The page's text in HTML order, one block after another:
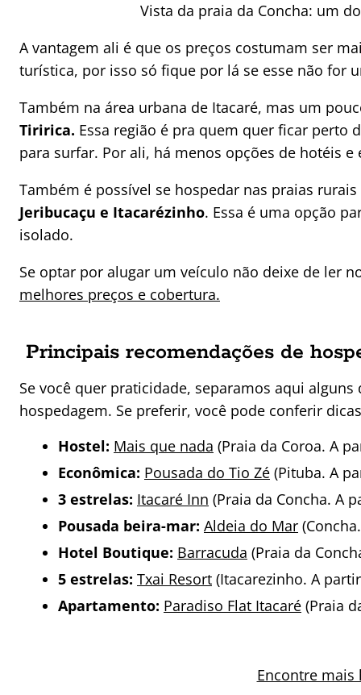
Vista da praia da Concha: um
A vantagem ali é que os preços costumam ser
turística, por isso só fique por lá se esse não for
Também na área urbana de Itacaré, mas um
Tiririca. Essa região é pra quem quer ficar perto
para surfar. Por ali, há menos opções de hotéis
Também é possível se hospedar nas praias
Jeribucaçu e Itacarézinho. Essa é uma opção
isolado.
Se optar por alugar um veículo não deixe de ler
melhores preços e cobertura.
Principais recomendações de
Se você quer praticidade, separamos aqui
hospedagem. Se preferir, você pode conferir
Hostel: Mais que nada (Praia da Coroa. A
Econômica: Pousada do Tio Zé (Pituba. A
3 estrelas: Itacaré Inn (Praia da Concha. A
Pousada beira-mar: Aldeia do Mar
Hotel Boutique: Barracuda (Praia da
5 estrelas: Txai Resort (Itacarezinho. A
Apartamento: Paradiso Flat Itacaré (Praia
Encontre mais